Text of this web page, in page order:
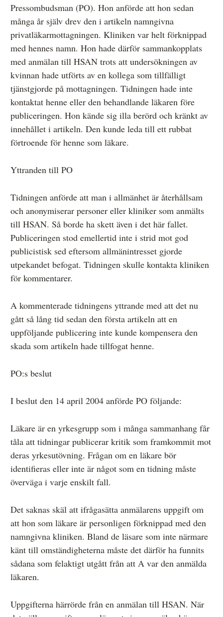
Ledamöter i Mediernas Etiknämnd
Stadgar för Mediernas Etiknämnd
Den journalistiska yrkesetiken
Jobba hos oss!
Pressbilder
Så behandlar vi dina personuppgifter
Pressombudsman (PO). Hon anförde att hon sedan
många år själv drev den i artikeln namngivna
privatläkarmottagningen. Kliniken var helt förknippad
med hennes namn. Hon hade därför sammankopplats
med anmälan till HSAN trots att undersökningen av
kvinnan hade utförts av en kollega som tillfälligt
tjänstgjorde på mottagningen. Tidningen hade inte
kontaktat henne eller den behandlande läkaren före
publiceringen. Hon kände sig illa berörd och kränkt av
innehållet i artikeln. Den kunde leda till ett rubbat
förtroende för henne som läkare.
Yttranden till PO
Tidningen anförde att man i allmänhet är återhållsam
och anonymiserar personer eller kliniker som anmälts
till HSAN. Så borde ha skett även i det här fallet.
Publiceringen stod emellertid inte i strid mot god
publicistisk sed eftersom allmänintresset gjorde
utpekandet befogat. Tidningen skulle kontakta kliniken
för kommentarer.
A kommenterade tidningens yttrande med att det nu
gått så lång tid sedan den första artikeln att en
uppföljande publicering inte kunde kompensera den
skada som artikeln hade tillfogat henne.
PO:s beslut
I beslut den 14 april 2004 anförde PO följande:
Läkare är en yrkesgrupp som i många sammanhang får
tåla att tidningar publicerar kritik som framkommit mot
deras yrkesutövning. Frågan om en läkare bör
identifieras eller inte är något som en tidning måste
överväga i varje enskilt fall.
Det saknas skäl att ifrågasätta anmälarens uppgift om
att hon som läkare är personligen förknippad med den
namngivna kliniken. Bland de läsare som inte närmare
känt till omständigheterna måste det därför ha funnits
sådana som felaktigt utgått från att A var den anmälda
läkaren.
Uppgifterna härrörde från en anmälan till HSAN. När